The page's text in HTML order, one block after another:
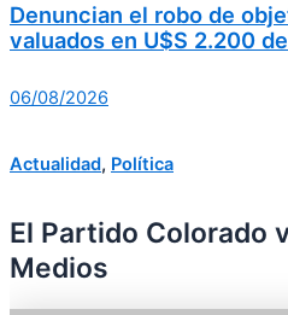
Denuncian el robo de
valuados en U$S 2.200
06/08/2026
Actualidad, Política
El Partido Colorado
Medios